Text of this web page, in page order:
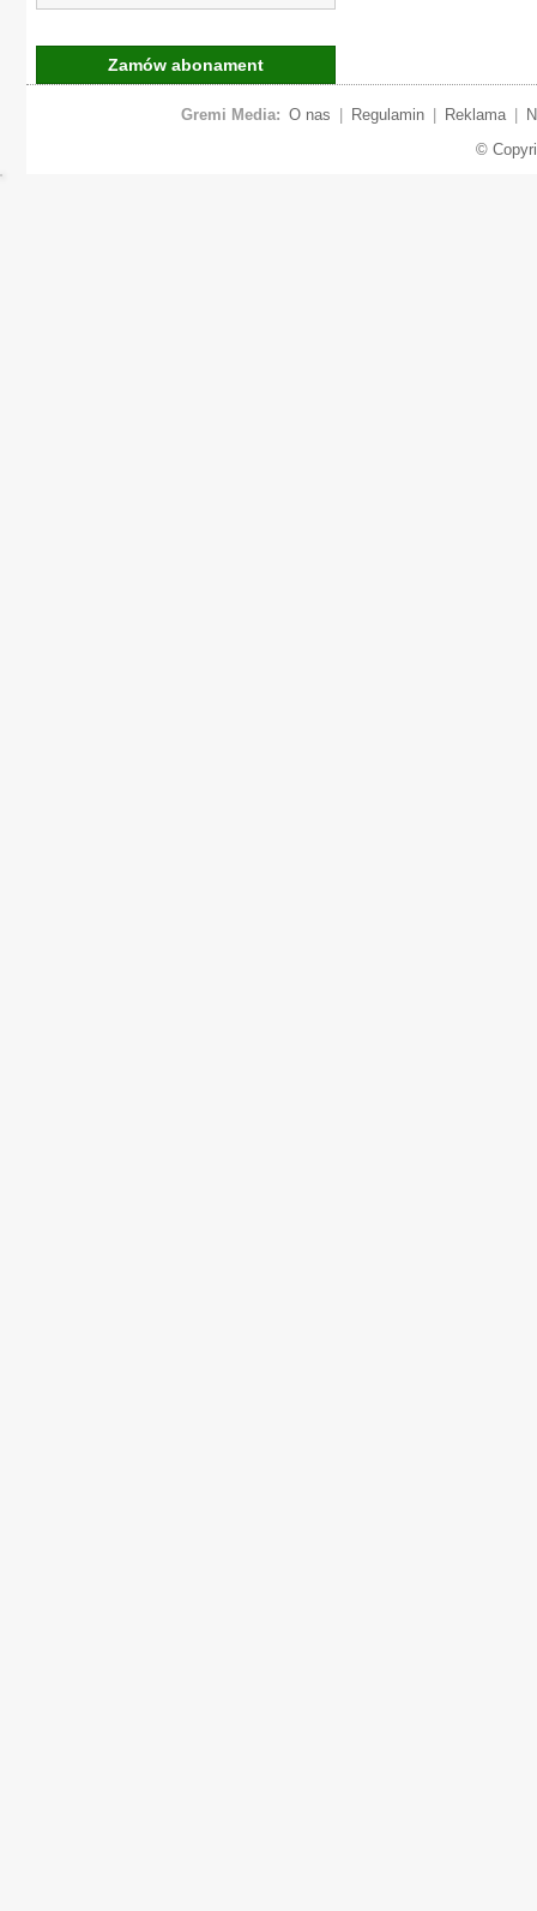
Zamów abonament
Gremi Media: O nas Regulamin Reklama
©